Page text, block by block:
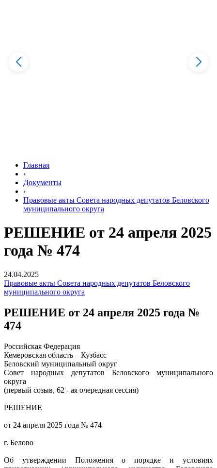
Главная
›
Документы
›
Правовые акты Совета народных депутатов Беловского
муниципального округа
РЕШЕНИЕ от 24 апреля 2025
года № 474
24.04.2025
Правовые акты Совета народных депутатов Беловского
муниципального округа
РЕШЕНИЕ от 24 апреля 2025 года №
474
Российская Федерация
Кемеровская область – Кузбасс
Беловский муниципальный округ
Совет народных депутатов Беловского муниципального
округа
(первый созыв, 62 - ая очередная сессия)
РЕШЕНИЕ
от 24 апреля 2025 года № 474
г. Белово
Об утверждении Положения о порядке и условиях